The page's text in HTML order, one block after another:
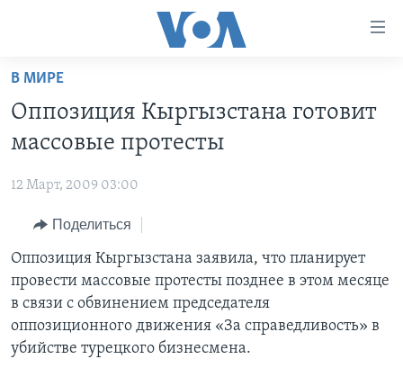
Перейти
основной
контент
навигации
Перейти
поиск
ПРОГРАММЫ
НОВОСТИ ЗА МИНУТУ
ИТОГИ
ПОЧЕМУ ЭТО ВАЖНО?
ДЕТАЛИ
НЬЮ-ЙОРК NEW YORK
УЧИМ АНГЛИЙСКИЙ
НАША АМЕРИКАНСКАЯ ИСТОРИЯ
А КАК В АМЕРИКЕ?
АМЕРИКАНСКИЕ ГОРОДКИ
ТЕСТЫ
ЭКСПЕРТИЗА
ИНТЕРВЬЮ
ФАКТЫ ПРОТИВ ФЕЙКОВ
ЗА СВОБОДУ ПРЕССЫ
УЧИМ АНГЛИЙСКИЙ
ВИДЕО
В МИРЕ
Оппозиция Кыргызстана готовит
массовые протесты
12 Март, 2009 03:00
Поделиться
Оппозиция Кыргызстана заявила, что планирует
провести массовые протесты позднее в этом месяце
в связи с обвинением председателя
оппозиционного движения «За справедливость» в
убийстве турецкого бизнесмена.